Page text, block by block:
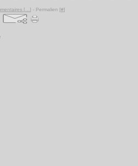
[ ] - Permalien [#]